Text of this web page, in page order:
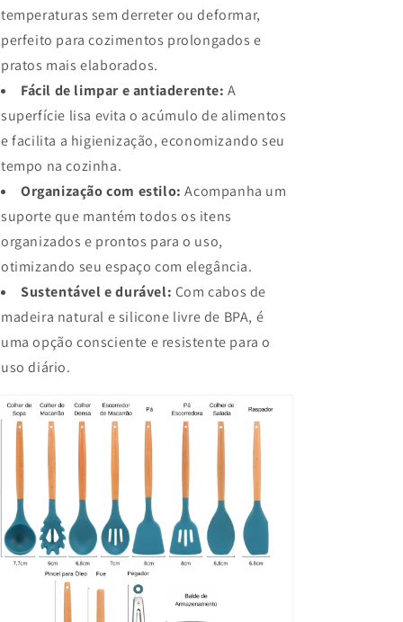
temperaturas sem derreter ou deformar,
perfeito para cozimentos prolongados e
pratos mais elaborados.
Fácil de limpar e antiaderente: A
superfície lisa evita o acúmulo de alimentos
e facilita a higienização, economizando seu
tempo na cozinha.
Organização com estilo: Acompanha um
suporte que mantém todos os itens
organizados e prontos para o uso,
otimizando seu espaço com elegância.
Sustentável e durável: Com cabos de
madeira natural e silicone livre de BPA, é
uma opção consciente e resistente para o
uso diário.